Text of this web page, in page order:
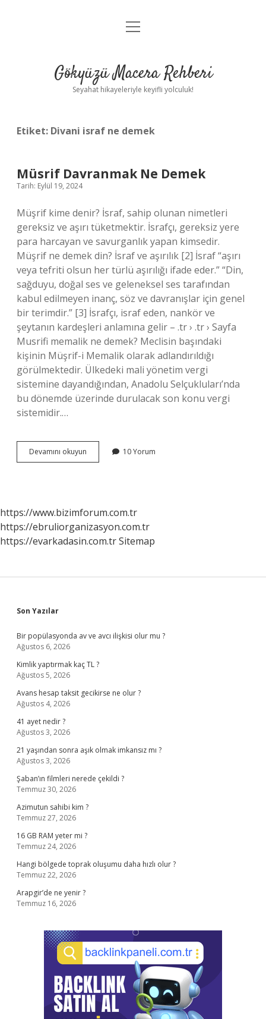
Anasayfa
Yasal Uyarı
menüyü
Gökyüzü Macera Rehberi
Seyahat hikayeleriyle keyifli yolculuk!
Etiket: Divani israf ne demek
Müsrif Davranmak Ne Demek
Tarih: Eylül 19, 2024
Müşrif kime denir? İsraf, sahip olunan nimetleri
gereksiz ve aşırı tüketmektir. İsrafçı, gereksiz yere
para harcayan ve savurganlık yapan kimsedir.
Müşrif ne demek din? İsraf ve aşırılık [2] İsraf “aşırı
veya tefriti olsun her türlü aşırılığı ifade eder.” “Din,
sağduyu, doğal ses ve geleneksel ses tarafından
kabul edilmeyen inanç, söz ve davranışlar için genel
bir terimdir.” [3] İsrafçı, israf eden, nankör ve
şeytanın kardeşleri anlamına gelir – .tr › .tr › Sayfa
Musrifi memalik ne demek? Meclisin başındaki
kişinin Müşrif-i Memalik olarak adlandırıldığı
görülmektedir. Ülkedeki mali yönetim vergi
sistemine dayandığından, Anadolu Selçukluları’nda
bu dönemde üzerinde durulacak son konu vergi
sistemidir.…
Devamını okuyun
Davranmak
10 Yorum
https://www.bizimforum.com.tr
https://ebruliorganizasyon.com.tr
https://evarkadasin.com.trSitemap
Sidebar
Son Yazılar
Bir popülasyonda av ve avcı ilişkisi olur mu ?
Ağustos 6, 2026
Kimlik yaptırmak kaç TL ?
Ağustos 5, 2026
Avans hesap taksit gecikirse ne olur ?
Ağustos 4, 2026
41 ayet nedir ?
Ağustos 3, 2026
21 yaşından sonra aşık olmak imkansız mı ?
Ağustos 3, 2026
Şaban’ın filmleri nerede çekildi ?
Temmuz 30, 2026
Azimutun sahibi kim ?
Temmuz 27, 2026
16 GB RAM yeter mi ?
Temmuz 24, 2026
Hangi bölgede toprak oluşumu daha hızlı olur ?
Temmuz 22, 2026
Arapgir’de ne yenir ?
Temmuz 16, 2026